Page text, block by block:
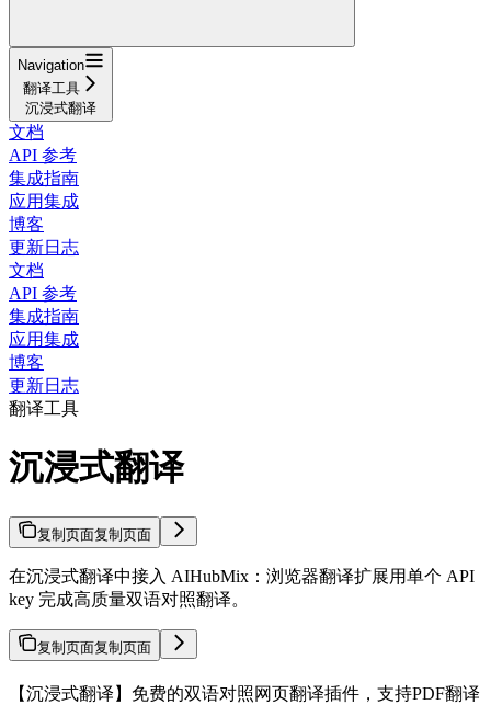
Navigation
翻译工具
沉浸式翻译
文档
API 参考
集成指南
应用集成
博客
更新日志
文档
API 参考
集成指南
应用集成
博客
更新日志
翻译工具
沉浸式翻译
复制页面复制页面
在沉浸式翻译中接入 AIHubMix：浏览器翻译扩展用单个 API
key 完成高质量双语对照翻译。
复制页面复制页面
【沉浸式翻译】免费的双语对照网页翻译插件，支持PDF翻译